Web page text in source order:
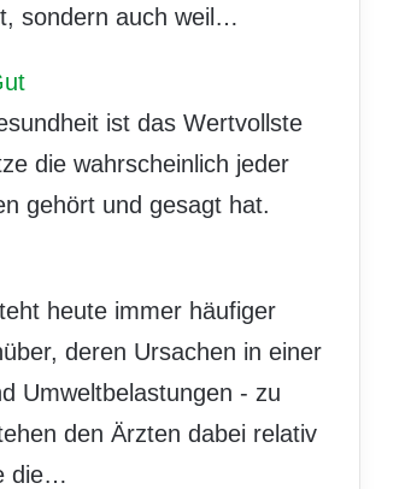
sondern auch weil…
ist das Wertvollste
die wahrscheinlich jeder
gehört und gesagt hat.
heute immer häufiger
deren Ursachen in einer
Umweltbelastungen - zu
den Ärzten dabei relativ
die…